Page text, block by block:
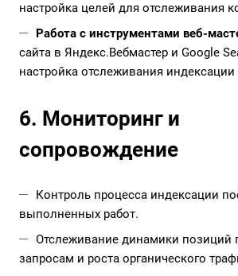
настройка целей для отслеживания
Работа с инструментами веб-
сайта в Яндекс.Вебмастер и Google
настройка отслеживания
6. Мониторинг и
сопровождение
Контроль процесса индексации
выполненных работ.
Отслеживание динамики
запросам и роста органического